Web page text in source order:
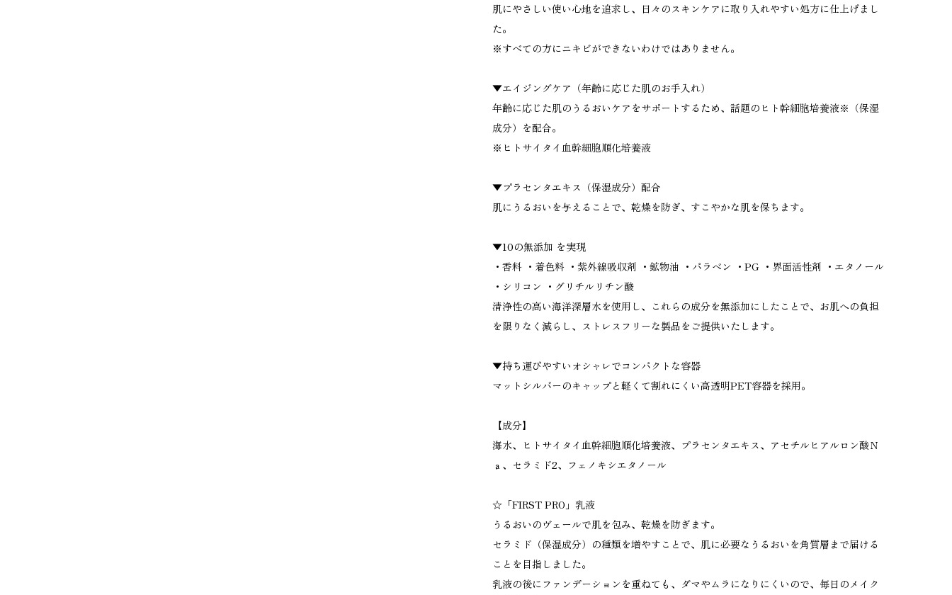
肌にやさしい使い心地を追求し、日々のスキンケアに取り入れやすい処方に仕上げまし
た。
※すべての方にニキビができないわけではありません。
▼エイジングケア（年齢に応じた肌のお手入れ）
年齢に応じた肌のうるおいケアをサポートするため、話題のヒト幹細胞培養液※（保湿
成分）を配合。
※ヒトサイタイ血幹細胞順化培養液
▼プラセンタエキス（保湿成分）配合
肌にうるおいを与えることで、乾燥を防ぎ、すこやかな肌を保ちます。
▼10の無添加 を実現
・香料 ・着色料 ・紫外線吸収剤 ・鉱物油 ・パラベン ・PG ・界面活性剤 ・エタノール
・シリコン ・グリチルリチン酸
清浄性の高い海洋深層水を使用し、これらの成分を無添加にしたことで、お肌への負担
を限りなく減らし、ストレスフリーな製品をご提供いたします。
▼持ち運びやすいオシャレでコンパクトな容器
マットシルバーのキャップと軽くて割れにくい高透明PET容器を採用。
【成分】
海水、ヒトサイタイ血幹細胞順化培養液、プラセンタエキス、アセチルヒアルロン酸Ｎ
ａ、セラミド2、フェノキシエタノール
☆「FIRST PRO」乳液
うるおいのヴェールで肌を包み、乾燥を防ぎます。
セラミド（保湿成分）の種類を増やすことで、肌に必要なうるおいを角質層まで届ける
ことを目指しました。
乳液の後にファンデーションを重ねても、ダマやムラになりにくいので、毎日のメイク